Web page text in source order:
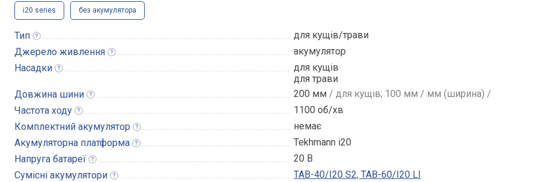
i20 series без акумулятора
Тип
для кущів/трави
Джерело живлення
акумулятор
Насадки
для кущів
для трави
Довжина шини 200 мм / для кущів; 100 мм / мм (ширина) /
Частота ходу
1100 об/хв
Комплектний акумулятор
немає
Акумуляторна платформа
Tekhmann i20
Напруга батареї
20 В
Сумісні акумулятори
TAB-40/І20 S2, TAB-60/I20 LI